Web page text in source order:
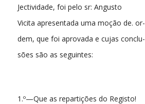
Jectividade, foi pelo sr: Angusto
Vicita apresentada uma moção de. or-
dem, que foi aprovada e cujas conclu-
sões são as seguintes:
1.º—Que as repartições do Registo!